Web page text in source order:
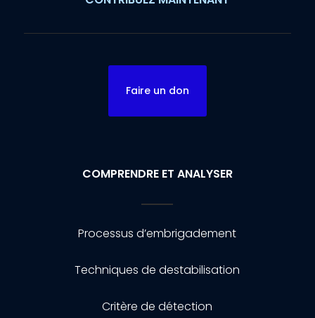
Faire un don
COMPRENDRE ET ANALYSER
Processus d’embrigadement
Techniques de destabilisation
Critère de détection